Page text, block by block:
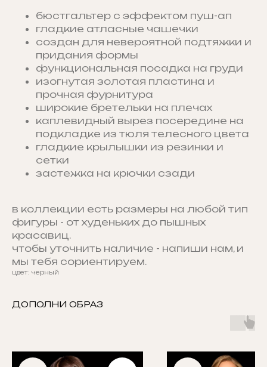
бюстгальтер с эффектом пуш-ап
гладкие атласные чашечки
создан для невероятной подтяжки и
придания формы
функциональная посадка на груди
изогнутая золотая пластина и
прочная фурнитура
широкие бретельки на плечах
каплевидный вырез посередине на
подкладке из тюля телесного цвета
гладкие крылышки из резинки и
сетки
застежка на крючки сзади
в коллекции есть размеры на любой тип
фигуры - от худеньких до пышных
красавиц.
чтобы уточнить наличие - напиши нам, и
мы тебя сориентируем.
цвет: черный
ДОПОЛНИ ОБРАЗ